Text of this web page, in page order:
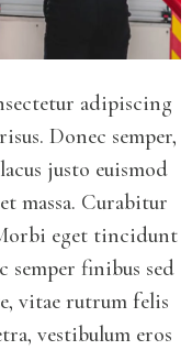
adipiscing
Donec semper,
justo euismod
massa. Curabitur
eget tincidunt
semper finibus sed
vitae rutrum felis
vestibulum eros